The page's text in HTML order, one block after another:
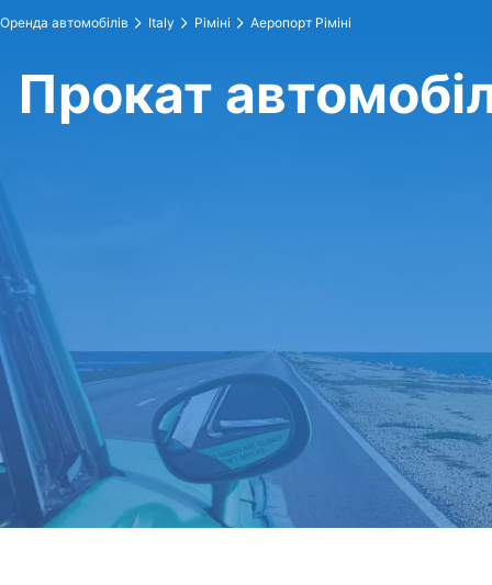
Оренда автомобілів Italy Ріміні Аеропорт Ріміні
Прокат